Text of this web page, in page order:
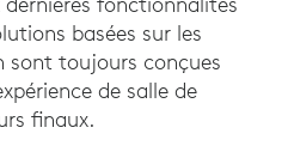
basées sur les
sont toujours conçues
de salle de
finaux.